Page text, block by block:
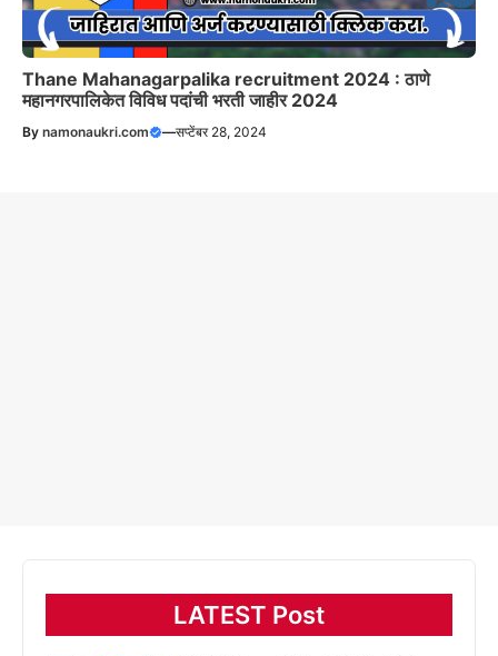
Thane Mahanagarpalika recruitment 2024 : ठाणे
महानगरपालिकेत विविध पदांची भरती जाहीर 2024
By namonaukri.com —सप्टेंबर 28, 2024
LATEST Post